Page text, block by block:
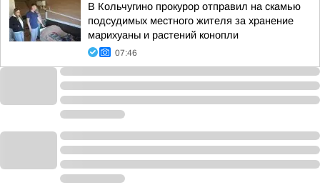
В Кольчугино прокурор отправил на скамью
подсудимых местного жителя за хранение
марихуаны и растений конопли
07:46